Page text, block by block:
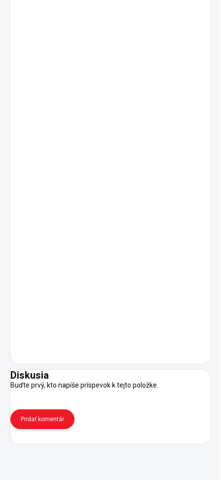
Diskusia
Buďte prvý, kto napíše príspevok k tejto položke.
Pridať komentár